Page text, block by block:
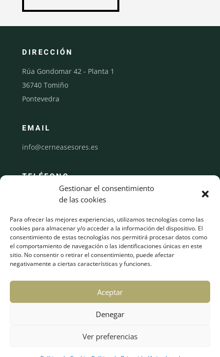
Gestionar el consentimiento
de las cookies
Para ofrecer las mejores experiencias, utilizamos tecnologías como las
cookies para almacenar y/o acceder a la información del dispositivo. El
consentimiento de estas tecnologías nos permitirá procesar datos como
el comportamiento de navegación o las identificaciones únicas en este
sitio. No consentir o retirar el consentimiento, puede afectar
negativamente a ciertas características y funciones.
Aceptar
Denegar
Ver preferencias
DIRECCIÓN
Rúa Gondomar 42 - Planta 1
36740 Tomiño
Pontevedra
EMAIL
info@cerneasesores.es
TELÉFONO
INICIO
LA FIRMA
EQUIPO
SERVICIOS
NOTICIAS